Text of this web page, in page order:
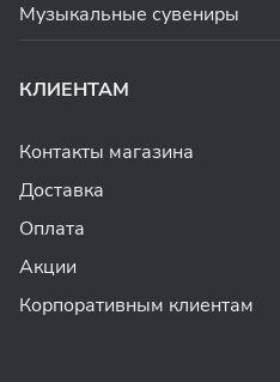
Музыкальные сувениры
КЛИЕНТАМ
Контакты магазина
Доставка
Оплата
Акции
Корпоративным клиентам